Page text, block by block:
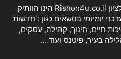
פורטל האינטרנט של ראשון לציון Rishon4u.co.il הינו הוותיק
יומיומי בנושאים כגון : חדשות
חיים, חינוך, קהילה, עסקים,
בעיר, פיטנס ועוד….